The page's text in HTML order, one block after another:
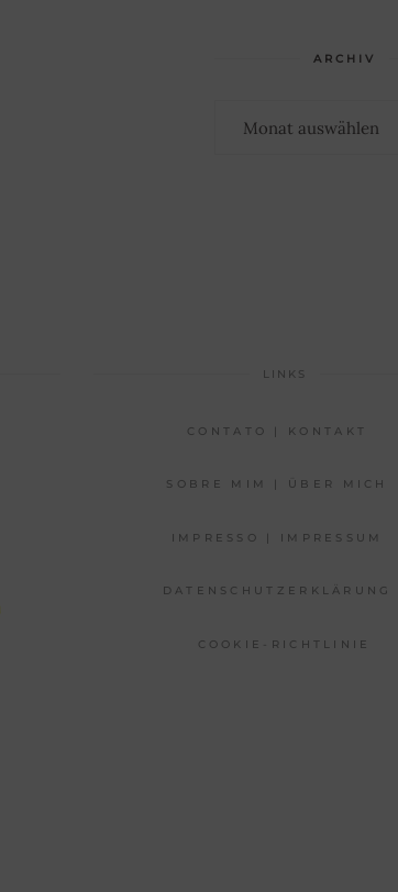
ARCHIV
LINKS
CONTATO | KONTAKT
SOBRE MIM | ÜBER MICH
IMPRESSO | IMPRESSUM
DATENSCHUTZERKLÄRUNG
COOKIE-RICHTLINIE